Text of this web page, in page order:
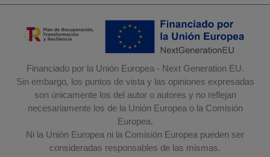
Financiado por la Unión Europea - Next Generation EU.
Sin embargo, los puntos de vista y las opiniones expresadas
son únicamente los del autor o autores y no reflejan
necesariamente los de la Unión Europea o la Comisión
Europea.
Ni la Unión Europea ni la Comisión Europea pueden ser
consideradas responsables de las mismas.